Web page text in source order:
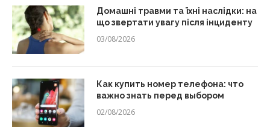
Домашні травми та їхні наслідки: на
що звертати увагу після інциденту
03/08/2026
Как купить номер телефона: что
важно знать перед выбором
02/08/2026